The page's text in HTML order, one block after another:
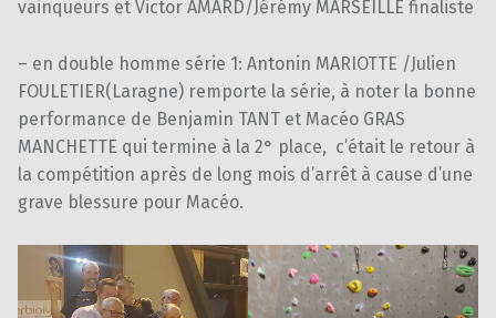
vainqueurs et Victor AMARD/Jérémy MARSEILLE finaliste
– en double homme série 1: Antonin MARIOTTE /Julien
FOULETIER(Laragne) remporte la série, à noter la bonne
performance de Benjamin TANT et Macéo GRAS
MANCHETTE qui termine à la 2° place, c’était le retour à
la compétition après de long mois d’arrêt à cause d’une
grave blessure pour Macéo.